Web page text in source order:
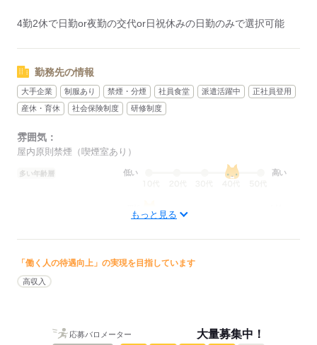
4勤2休で日勤or夜勤の交代or日祝休みの日勤のみで選択可能
勤務先の情報
大手企業 制服あり 禁煙・分煙 社員食堂 派遣活躍中
正社員登用
産休・育休
社会保険制度 研修制度
雰囲気：
屋内原則禁煙（喫煙室あり）
多い年齢層 低い 高い
職場の様子
もっと見る
「働く人の待遇向上」の実現を目指しています
高収入
応募バロメーター 大量募集中！